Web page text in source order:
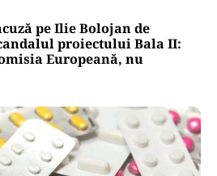
pe Ilie Bolojan de
proiectului Bala II:
Europeană, nu